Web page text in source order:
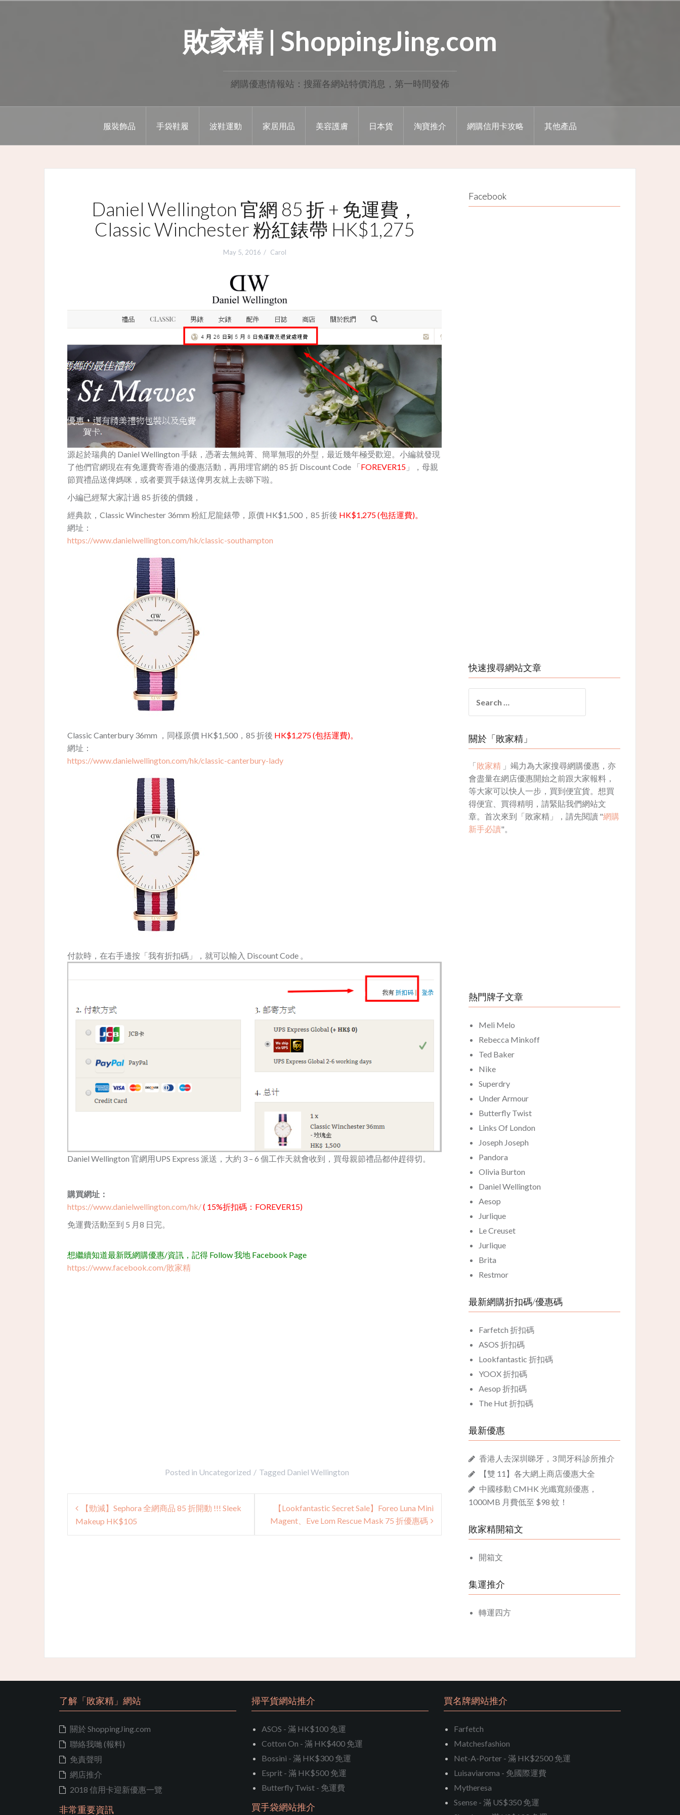
敗家精 | ShoppingJing.com
網購優惠情報站：搜羅各網站特價消息，第一時間發佈
服裝飾品 手袋鞋履 波鞋運動 家居用品 美容護膚 日本貨 淘寶推介 網購信用卡攻略 其他產品
Daniel Wellington 官網 85 折 + 免運費，
Classic Winchester 粉紅錶帶 HK$1,275
May 5, 2016 Carol
源起於瑞典的 Daniel Wellington 手錶，憑著去無純菁、簡單無瑕的外型，最近幾年極受歡迎。小編就發現
了他們官網現在有免運費寄香港的優惠活動，再用埋官網的 85 折 Discount Code 「FOREVER15 」，母親
節買禮品送俾媽咪，或者要買手錶送俾男友就上去睇下啦。
小編已經幫大家計過 85 折後的價錢，
經典款，Classic Winchester 36mm​ 粉紅尼龍錶帶，原價 HK$1,500，85 折後 HK$1,275 (包括運費)。
網址：
https://www.danielwellington.com/hk/classic-southampton
Classic Canterbury 36mm ，同樣原價 HK$1,500，85 折後 HK$1,275 (包括運費)。
網址：
https://www.danielwellington.com/hk/classic-canterbury-lady
付款時，在右手邊按「我有折扣碼」，就可以輸入 Discount Code 。
Daniel Wellington 官網用UPS Express 派送，大約 3 – 6 個工作天就會收到，買母親節禮品都仲趕得切。
購買網址：
https://www.danielwellington.com/hk/( 15%折扣碼：FOREVER15)
免運費活動至到 5 月8 日完。
想繼續知道最新既網購優惠/資訊，記得 Follow 我地 Facebook Page
https://www.facebook.com/敗家精
Posted in Uncategorized Tagged Daniel Wellington
Post
navigation
【勁減】Sephora 全網商品 85 折開動 !!! Sleek
Makeup HK$105
【Lookfantastic Secret Sale】Foreo Luna Mini
Magent、Eve Lom Rescue Mask 75 折優惠碼
Facebook
快速搜尋網站文章
for:
關於「敗家精」
「敗家精 」竭力為大家搜尋網購優惠，亦
會盡量在網店優惠開始之前跟大家報料，
等大家可以快人一步，買到便宜貨。想買
得便宜、買得精明，請緊貼我們網站文
章。首次來到「敗家精」，請先閱讀 "網購
新手必讀"。
熱門牌子文章
Meli Melo
Rebecca Minkoff
Ted Baker
Nike
Superdry
Under Armour
Butterfly Twist
Links Of London
Joseph Joseph
Pandora
Olivia Burton
Daniel Wellington
Aesop
Jurlique
Le Creuset
Jurlique
Brita
Restmor
最新網購折扣碼/優惠碼
Farfetch 折扣碼
ASOS 折扣碼
Lookfantastic 折扣碼
YOOX 折扣碼
Aesop 折扣碼
The Hut 折扣碼
最新優惠
香港人去深圳睇牙，3 間牙科診所推介
【雙 11】各大網上商店優惠大全
中國移動 CMHK 光纖寬頻優惠，
1000MB 月費低至 $98 蚊！
敗家精開箱文
開箱文
集運推介
轉運四方
了解「敗家精」網站
關於 ShoppingJing.com
聯絡我哋 (報料)
免責聲明
網店推介
2018 信用卡迎新優惠一覽
非常重要資訊
掃平貨網站推介
ASOS - 滿 HK$100 免運
Cotton On - 滿 HK$400 免運
Bossini - 滿 HK$300 免運
Esprit - 滿 HK$500 免運
Butterfly Twist - 免運費
買手袋網站推介
買名牌網站推介
Farfetch
Matchesfashion
Net-A-Porter - 滿 HK$2500 免運
Luisaviaroma - 免國際運費
Mytheresa
Ssense - 滿 US$350 免運